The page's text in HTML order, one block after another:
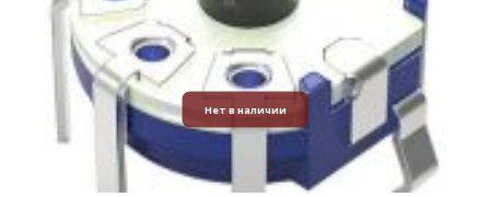
Нет в наличии